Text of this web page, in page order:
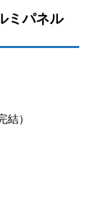
ミパネル
）